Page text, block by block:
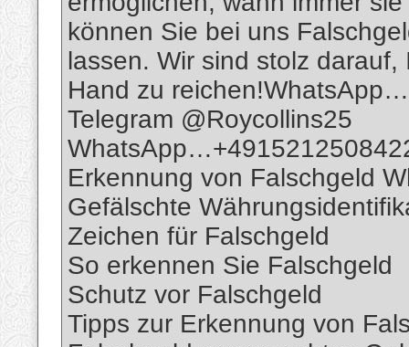
können Sie bei uns
lassen. Wir sind stolz
Hand zu
Telegram @Roycollins25
Erkennung von Falschgeld
Gefälschte
Zeichen für Falschgeld
So erkennen Sie Falschgeld
Schutz vor Falschgeld
Tipps zur Erkennung von